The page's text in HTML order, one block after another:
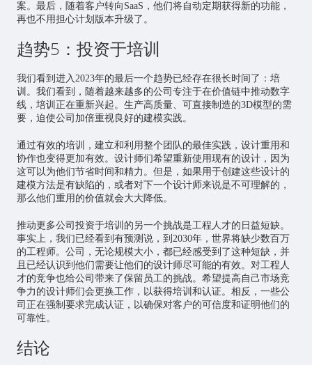
案。最后，随着客户转向SaaS，他们将自动定期获得新的功能，
再也不用担心计划版本升级了。
趋势5：投资于培训
我们看到进入2023年的最后一个趋势已经存在很长时间了：培
训。我们看到，随着越来越多的公司专注于在价值链中推动数字
线，培训正在重新兴起。生产高质量、可直接制造的3D模型的需
要，迫使公司加倍重视良好的建模实践。
通过有效的培训，建立和利用整个团队的最佳实践，设计重用和
协作也变得更加有效。设计师们希望重新使用现有的设计，因为
这可以为他们节省时间和精力。但是，如果用于创建这些设计的
建模方法是有缺陷的，或者对下一个设计师来说是不可理解的，
那么他们重用的价值就会大大降低。
推动更多公司投资于培训的另一个挑战是工程人才的日益短缺。
事实上，我们已经看到有预测说，到2030年，世界将缺少数百万
的工程师。公司，无论规模大小，都已经感受到了这种短缺，并
且已经认识到他们需要让他们的设计师尽可能的有效。对工程人
才的竞争也给公司带来了保留员工的挑战。希望提高自己市场竞
争力的设计师们会更换工作，以获得培训和认证。相反，一些公
司正在强制要求完成认证，以确保对客户的可信度和证明他们的
可靠性。
结论